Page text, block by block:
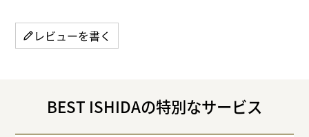
レビューを書く
BEST ISHIDAの特別なサービス